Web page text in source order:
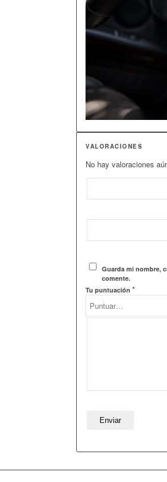
VALORACIONES
No hay valoraciones
Guarda mi nombre,
comente.
Tu puntuación*